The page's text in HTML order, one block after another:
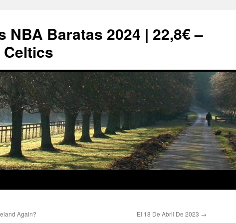
NBA Baratas 2024 | 22,8€ –
Again? El 18 De Abril De 2023 →